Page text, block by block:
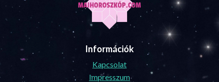
Információk
Kapcsolat
Impresszum